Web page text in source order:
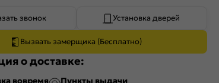
звонок Установка дверей
Вызвать замерщика (Бесплатно)
о доставке:
вовремя
Пункты выдачи